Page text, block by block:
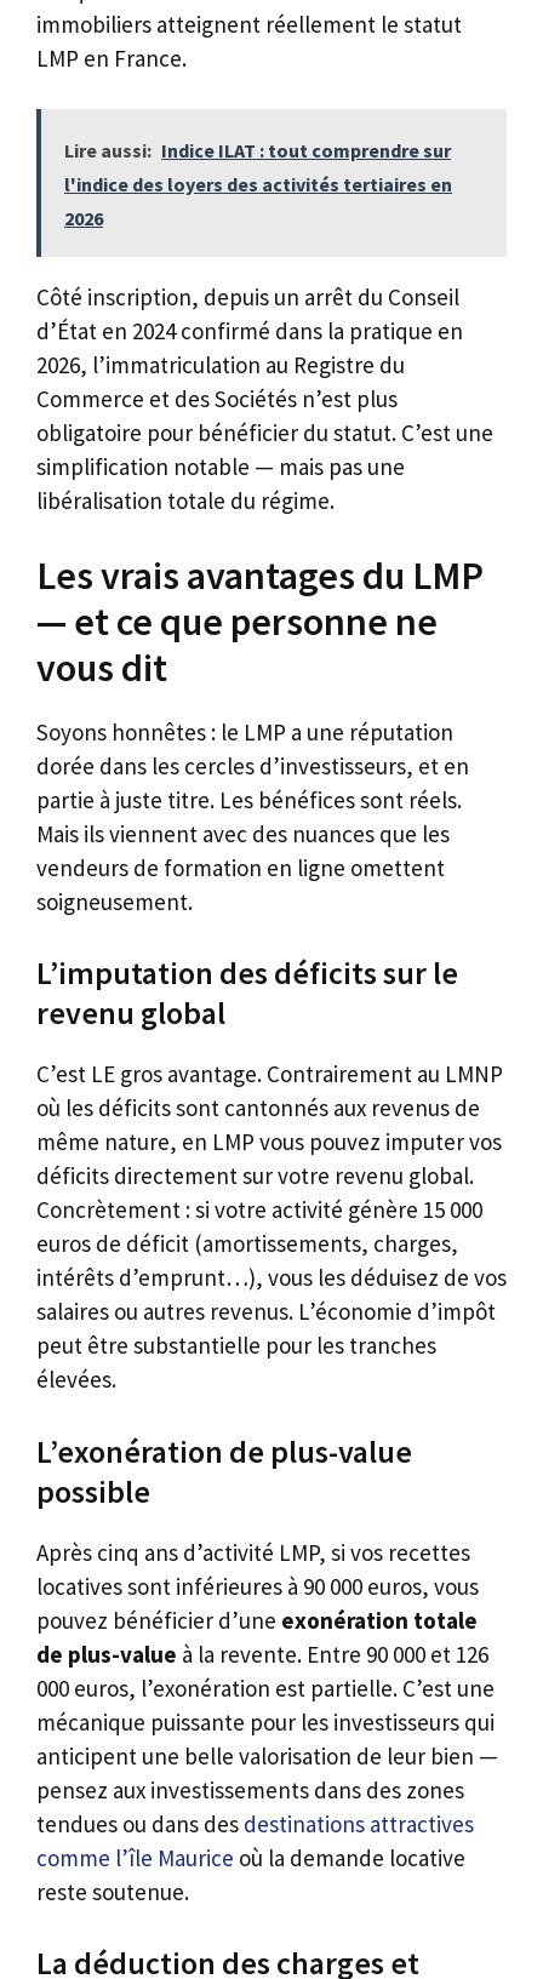
immobiliers atteignent réellement le statut
LMP en France.
Lire aussi: Indice ILAT : tout comprendre sur
l'indice des loyers des activités tertiaires en
2026
Côté inscription, depuis un arrêt du Conseil
d’État en 2024 confirmé dans la pratique en
2026, l’immatriculation au Registre du
Commerce et des Sociétés n’est plus
obligatoire pour bénéficier du statut. C’est une
simplification notable — mais pas une
libéralisation totale du régime.
Les vrais avantages du LMP
— et ce que personne ne
vous dit
Soyons honnêtes : le LMP a une réputation
dorée dans les cercles d’investisseurs, et en
partie à juste titre. Les bénéfices sont réels.
Mais ils viennent avec des nuances que les
vendeurs de formation en ligne omettent
soigneusement.
L’imputation des déficits sur le
revenu global
C’est LE gros avantage. Contrairement au LMNP
où les déficits sont cantonnés aux revenus de
même nature, en LMP vous pouvez imputer vos
déficits directement sur votre revenu global.
Concrètement : si votre activité génère 15 000
euros de déficit (amortissements, charges,
intérêts d’emprunt…), vous les déduisez de vos
salaires ou autres revenus. L’économie d’impôt
peut être substantielle pour les tranches
élevées.
L’exonération de plus-value
possible
Après cinq ans d’activité LMP, si vos recettes
locatives sont inférieures à 90 000 euros, vous
pouvez bénéficier d’une exonération totale
de plus-value à la revente. Entre 90 000 et 126
000 euros, l’exonération est partielle. C’est une
mécanique puissante pour les investisseurs qui
anticipent une belle valorisation de leur bien —
pensez aux investissements dans des zones
tendues ou dans des destinations attractives
comme l’île Maurice où la demande locative
reste soutenue.
La déduction des charges et